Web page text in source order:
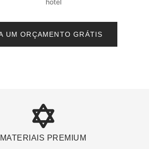
hotel
UM ORÇAMENTO GRÁTIS
MATERIAIS PREMIUM